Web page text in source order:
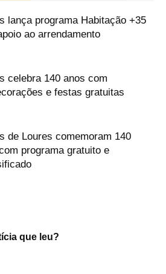
lança programa Habitação +35
ao arrendamento
celebra 140 anos com
e festas gratuitas
de Loures comemoram 140
programa gratuito e
que leu?